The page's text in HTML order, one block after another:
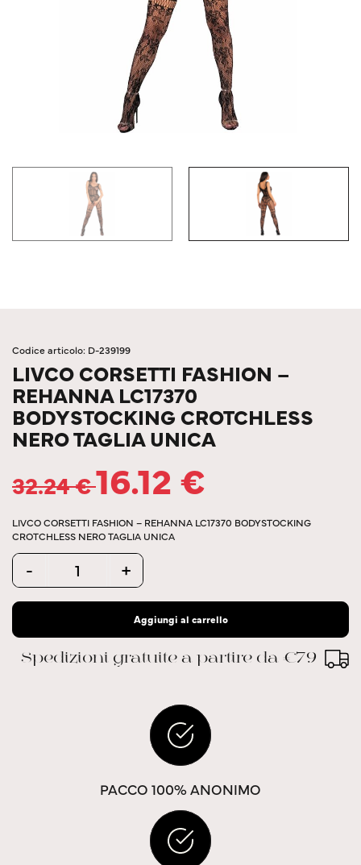
Codice articolo: D-239199
LIVCO CORSETTI FASHION –
REHANNA LC17370
BODYSTOCKING CROTCHLESS
NERO TAGLIA UNICA
32.24€16.12€
LIVCO CORSETTI FASHION – REHANNA LC17370 BODYSTOCKING
CROTCHLESS NERO TAGLIA UNICA
Quantity
- +
Aggiungi al carrello
Spedizioni gratuite a partire da €79
PACCO 100% ANONIMO